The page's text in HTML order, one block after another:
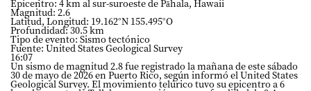
Epicentro: 4 km al sur-suroeste de Pāhala, Hawaii
Magnitud: 2.6
Latitud, Longitud: 19.162°N 155.495°O
Profundidad: 30.5 km
Tipo de evento: Sismo tectónico
Fuente: United States Geological Survey
16:07
Un sismo de magnitud 2.8 fue registrado la mañana de este sábado
30 de mayo de 2026 en Puerto Rico, según informó el United States
Geological Survey. El movimiento telúrico tuvo su epicentro a 6